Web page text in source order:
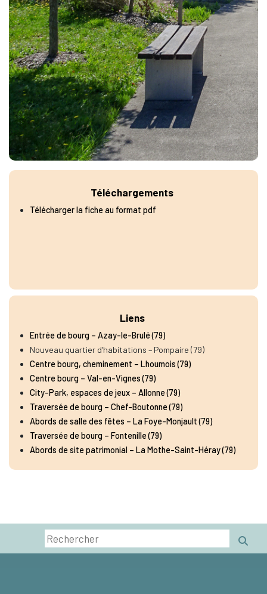
Téléchargements
Télécharger la fiche au format pdf
Liens
Entrée de bourg – Azay-le-Brulé (79)
Nouveau quartier d’habitations – Pompaire (79)
Centre bourg, cheminement – Lhoumois (79)
Centre bourg – Val-en-Vignes (79)
City-Park, espaces de jeux – Allonne (79)
Traversée de bourg – Chef-Boutonne (79)
Abords de salle des fêtes – La Foye-Monjault (79)
Traversée de bourg – Fontenille (79)
Abords de site patrimonial – La Mothe-Saint-Héray (79)